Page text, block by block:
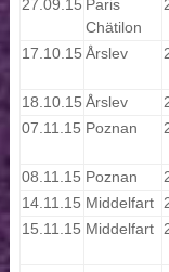
27.09.15 Paris
Chätilon
17.10.15 Årslev
18.10.15 Årslev
07.11.15 Poznan
08.11.15 Poznan
14.11.15 Middelfart
15.11.15 Middelfart